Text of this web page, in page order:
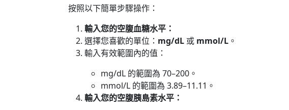
按照以下簡單步驟操作：
輸入您的空腹血糖水平：
選擇您喜歡的單位： mg/dL 或 mmol/L 。
輸入有效範圍內的值：
mg/dL 的範圍為 70–200。
mmol/L 的範圍為 3.89–11.11。
輸入您的空腹胰島素水平：